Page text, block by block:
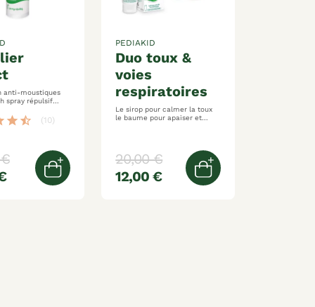
anti-moustiques
star star_half (10)
Ajouter au panier
duo toux &
voies
respiratoires
PEDIAKID
Le sirop pour calmer la toux
le baume pour apaiser et
20,00 €
12,00 €
Ajouter au panier